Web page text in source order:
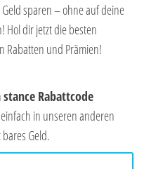
sparen – ohne auf deine
Hol dir jetzt die besten
Rabatten und Prämien!
stance Rabattcode
in unseren anderen
Geld.